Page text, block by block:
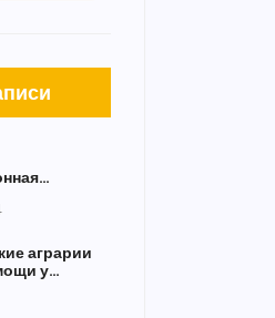
рынок
аграрии
у
сельского